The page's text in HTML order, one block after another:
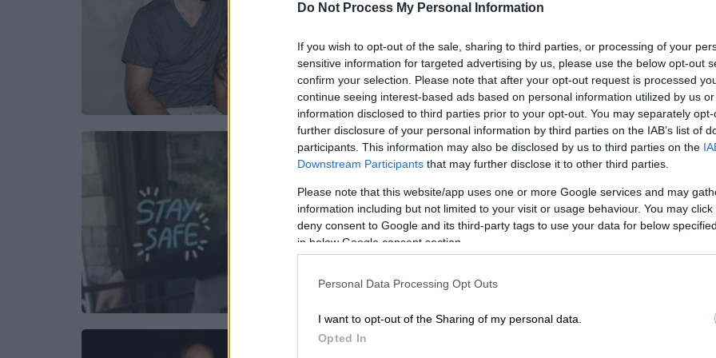
Do Not Process My Personal Information
If you wish to opt-out of the sale, sharing to third parties, or processing of your
sensitive information for targeted advertising by us, please use the below opt-out
confirm your selection. Please note that after your opt-out request is processed
continue seeing interest-based ads based on personal information utilized by us
information disclosed to third parties prior to your opt-out. You may separately
further disclosure of your personal information by third parties on the IAB’s list of
participants. This information may also be disclosed by us to third parties on the
Downstream Participants that may further disclose it to other third parties.
Please note that this website/app uses one or more Google services and may
information including but not limited to your visit or usage behaviour. You may
deny consent to Google and its third-party tags to use your data for below
in below Google consent section.
Personal Data Processing Opt Outs
I want to opt-out of the Sharing of my personal data.
Opted In
στιγμές που μας χάρισες»
Η συγκινητική ανάρτηση που έγραψε
η Ολυμπία Χοψονίδου για την
αποχώρηση του Βασίλη Σπανούλη από
την ενεργό δράση
Αθλητισμός|20.03.2020 20:05
Σπανούλης χαλαρώνει με Βασίλη
Καρρά!
Ο «Kill Bill» μένει στο σπίτι και
δημοφιλούς λαϊκού τραγουδιστή